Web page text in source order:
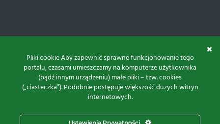
Pliki cookie Aby zapewnić sprawne funkcjonowanie tego
portalu, czasami umieszczamy na komputerze użytkownika
(bądź innym urządzeniu) małe pliki – tzw. cookies
(„ciasteczka”). Podobnie postępuje większość dużych witryn
internetowych.